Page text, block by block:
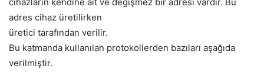
adres cihaz üretilirken
üretici tarafından verilir.
Bu katmanda kullanılan protokollerden bazıları aşağıda
verilmiştir.